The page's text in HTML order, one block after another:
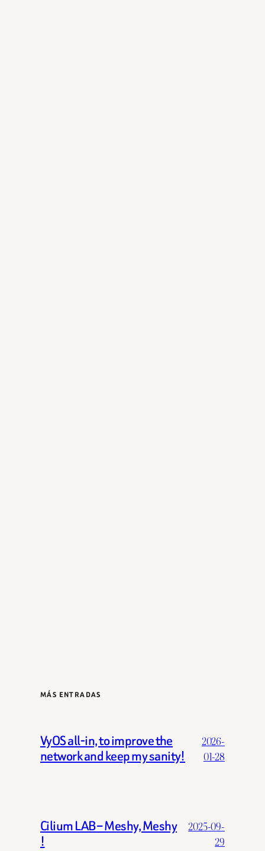
MÁS ENTRADAS
VyOS all-in, to improve the
network and keep my sanity!
2026-
01-28
Cilium LAB – Meshy, Meshy
!
2025-09-
29